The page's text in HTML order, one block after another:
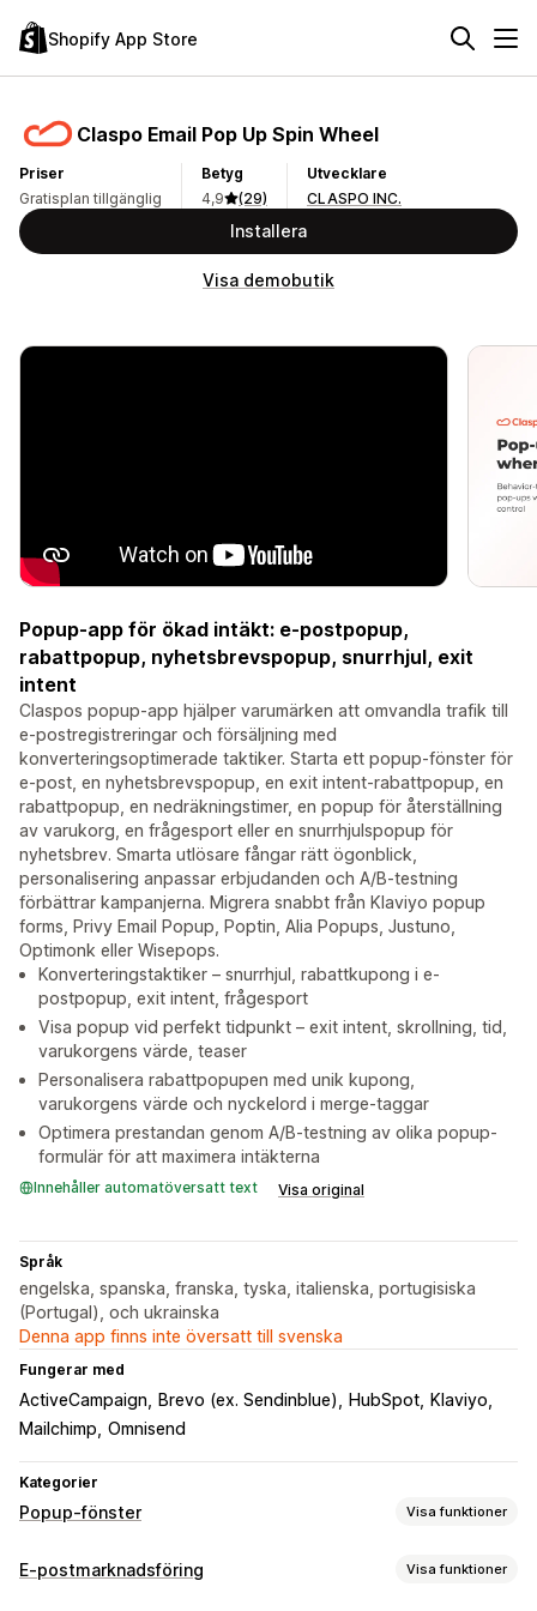
Shopify App Store
Claspo Email Pop Up Spin Wheel
Priser
Gratisplan tillgänglig
Betyg
4,9
(29)
Utvecklare
CLASPO INC.
Installera
Visa demobutik
Popup-app för ökad intäkt: e-postpopup,
rabattpopup, nyhetsbrevspopup, snurrhjul, exit
intent
Claspos popup-app hjälper varumärken att omvandla trafik till
e-postregistreringar och försäljning med
konverteringsoptimerade taktiker. Starta ett popup-fönster för
e-post, en nyhetsbrevspopup, en exit intent-rabattpopup, en
rabattpopup, en nedräkningstimer, en popup för återställning
av varukorg, en frågesport eller en snurrhjulspopup för
nyhetsbrev. Smarta utlösare fångar rätt ögonblick,
personalisering anpassar erbjudanden och A/B-testning
förbättrar kampanjerna. Migrera snabbt från Klaviyo popup
forms, Privy Email Popup, Poptin, Alia Popups, Justuno,
Optimonk eller Wisepops.
Konverteringstaktiker – snurrhjul, rabattkupong i e-
postpopup, exit intent, frågesport
Visa popup vid perfekt tidpunkt – exit intent, skrollning, tid,
varukorgens värde, teaser
Personalisera rabattpopupen med unik kupong,
varukorgens värde och nyckelord i merge-taggar
Optimera prestandan genom A/B-testning av olika popup-
formulär för att maximera intäkterna
Innehåller automatöversatt text Visa original
Språk
engelska, spanska, franska, tyska, italienska, portugisiska
(Portugal), och ukrainska
Denna app finns inte översatt till svenska
Fungerar med
ActiveCampaign Brevo (ex. Sendinblue) HubSpot
Klaviyo
Mailchimp Omnisend
Kategorier
Popup-fönster Visa funktioner
Popup-typer
E-postmarknadsföring Visa funktioner